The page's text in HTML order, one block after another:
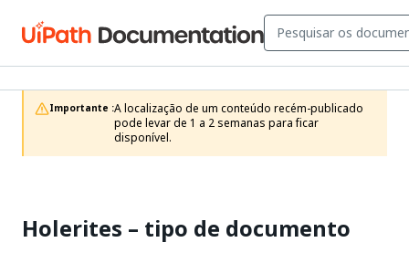
Importante :A localização de um conteúdo recém-publicado
pode levar de 1 a 2 semanas para ficar
disponível.
Holerites – tipo de documento